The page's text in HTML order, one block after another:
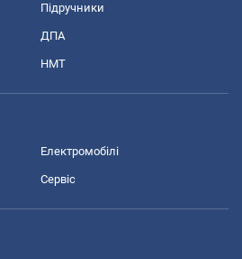
Підручники
ДПА
НМТ
Електромобілі
Сервіс